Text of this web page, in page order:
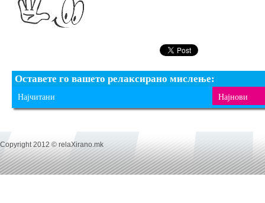
Оставете го вашето релаксирано мислење:
Најчитани Најнови
Copyright 2012 © relaXirano.mk